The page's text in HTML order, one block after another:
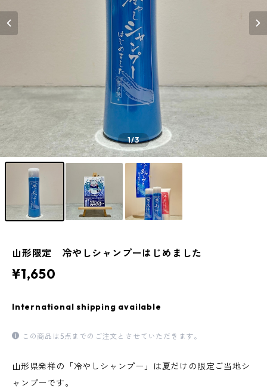
1/3
山形限定 冷やしシャンプーはじめました
¥1,650
International shipping available
この商品は5点までのご注文とさせていただきます。
山形県発祥の「冷やしシャンプー」は夏だけの限定ご当地シ
ャンプーです。